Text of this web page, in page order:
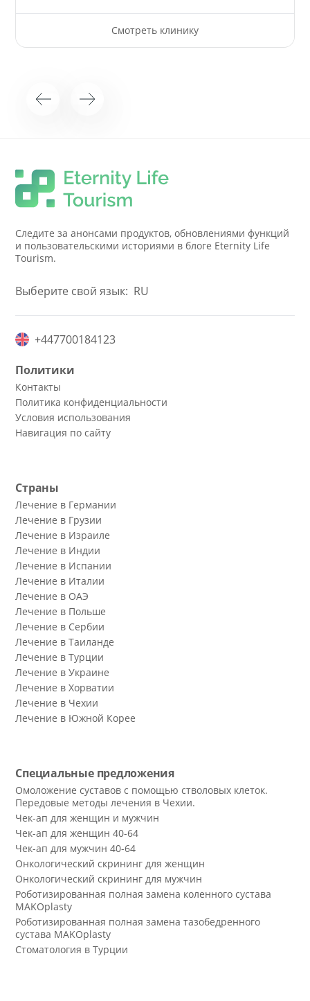
Смотреть клинику
Следите за анонсами продуктов, обновлениями функций
и пользовательскими историями в блоге Eternity Life
Tourism.
Выберите свой язык: RU
+447700184123
Политики
Контакты
Политика конфиденциальности
Условия использования
Навигация по сайту
Страны
Лечение в Германии
Лечение в Грузии
Лечение в Израиле
Лечение в Индии
Лечение в Испании
Лечение в Италии
Лечение в ОАЭ
Лечение в Польше
Лечение в Сербии
Лечение в Таиланде
Лечение в Турции
Лечение в Украине
Лечение в Хорватии
Лечение в Чехии
Лечение в Южной Корее
Специальные предложения
Омоложение суставов с помощью стволовых клеток.
Передовые методы лечения в Чехии.
Чек-ап для женщин и мужчин
Чек-ап для женщин 40-64
Чек-ап для мужчин 40-64
Онкологический скрининг для женщин
Онкологический скрининг для мужчин
Роботизированная полная замена коленного сустава
MAKOplasty
Роботизированная полная замена тазобедренного
сустава MAKOplasty
Стоматология в Турции